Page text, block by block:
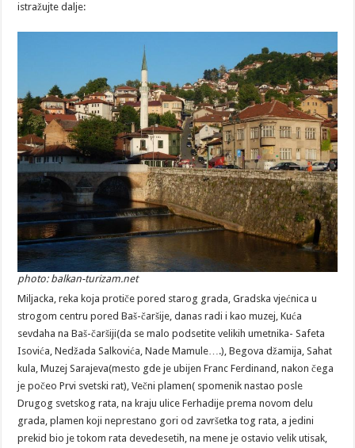
istražujte dalje:
photo: balkan-turizam.net
Miljacka, reka koja protiče pored starog grada, Gradska vjećnica u
strogom centru pored Baš-čaršije, danas radi i kao muzej, Kuća
sevdaha na Baš-čaršiji(da se malo podsetite velikih umetnika- Safeta
Isovića, Nedžada Salkovića, Nade Mamule….), Begova džamija, Sahat
kula, Muzej Sarajeva(mesto gde je ubijen Franc Ferdinand, nakon čega
je počeo Prvi svetski rat), Večni plamen( spomenik nastao posle
Drugog svetskog rata, na kraju ulice Ferhadije prema novom delu
grada, plamen koji neprestano gori od završetka tog rata, a jedini
prekid bio je tokom rata devedesetih, na mene je ostavio velik utisak,